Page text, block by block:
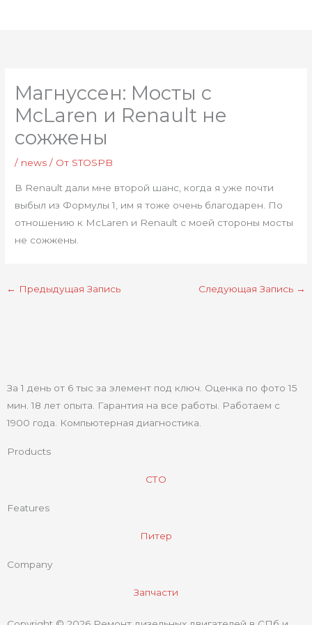
Магнуссен: Мосты с
McLaren и Renault не
сожжены
/ news / От STOSPB
В Renault дали мне второй шанс, когда я уже почти
выбыл из Формулы 1, им я тоже очень благодарен. По
отношению к McLaren и Renault с моей стороны мосты
не сожжены.
← Предыдущая Запись Следующая Запись →
За 1 день от 6 тыс за элемент под ключ. Оценка по фото 15
мин. 18 лет опыта. Гарантия на все работы. Работаем с
1900 года. Компьютерная диагностика.
Products
СТО
Features
Питер
Company
Запчасти